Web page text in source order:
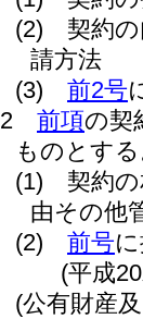
(2)
契約
請方法
(3)
前2号
2
前項の契
ものとす
(1)
契約
由その他
(2)
前号
(平成
(公有財産